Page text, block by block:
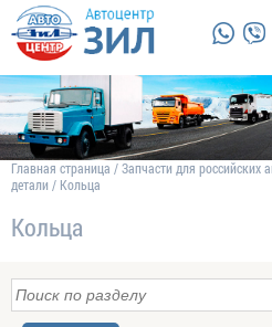
Главная страница /Запчасти для российских
детали / Кольца
Кольца